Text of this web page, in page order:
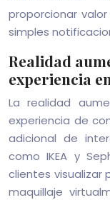
proporcionar
simples
Realidad
experiencia
La realidad
experiencia de
adicional de
como IKEA y
clientes visualizar
maquillaje